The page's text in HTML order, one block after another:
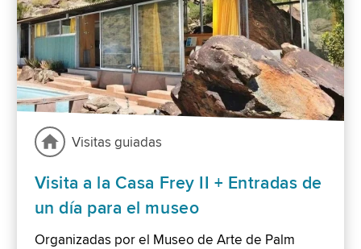
Visitas guiadas
Visita a la Casa Frey II + Entradas de
un día para el museo
Organizadas por el Museo de Arte de Palm